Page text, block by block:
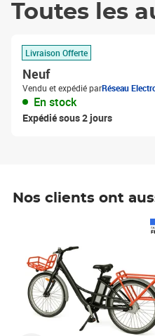
Toutes les
Livraison Offerte
Neuf
Vendu et expédié parRéseau
En stock
Expédié sous 2 jours
Nos clients ont